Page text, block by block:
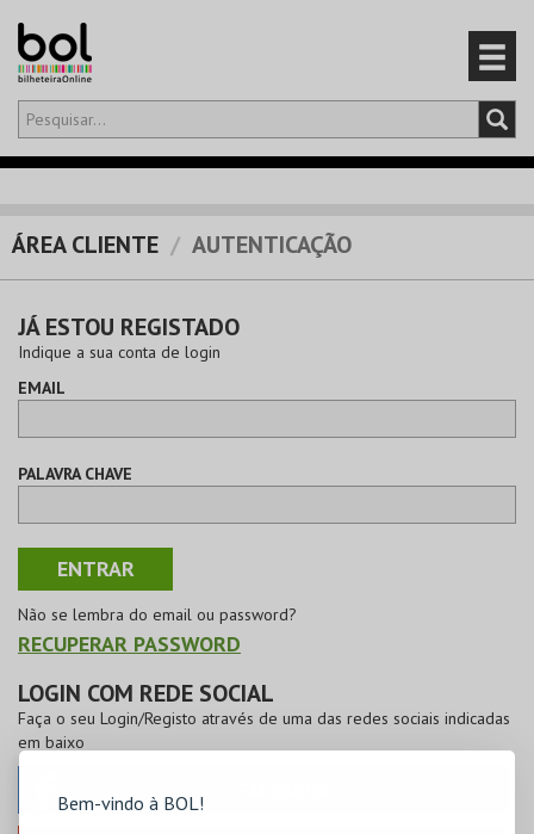
Bem-vindo à BOL!
Olá,iniciar sessão
EVENTOS
CARTÕES
PRODUTOS
ÁREA CLIENTE AUTENTICAÇÃO
JÁ ESTOU REGISTADO
Indique a sua conta de login
EMAIL
PALAVRA CHAVE
Não se lembra do email ou password?
RECUPERAR PASSWORD
LOGIN COM REDE SOCIAL
Faça o seu Login/Registo através de uma das redes sociais indicadas
em baixo